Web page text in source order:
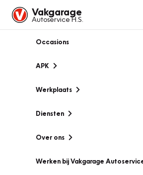
Vakgarage
Autoservice H.S.
Occasions
APK
Werkplaats
Diensten
Over ons
Werken bij Vakgarage